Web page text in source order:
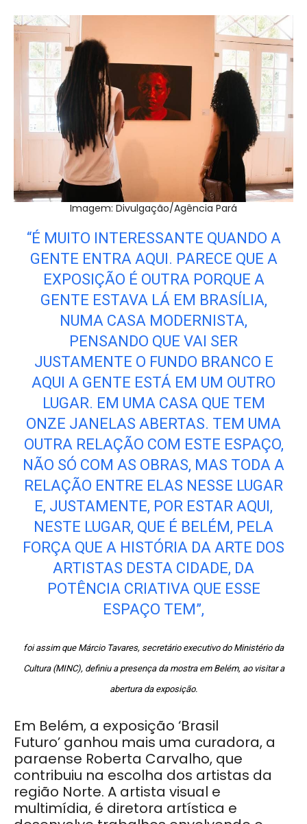
Imagem: Divulgação/Agência Pará
“É MUITO INTERESSANTE QUANDO A
GENTE ENTRA AQUI. PARECE QUE A
EXPOSIÇÃO É OUTRA PORQUE A
GENTE ESTAVA LÁ EM BRASÍLIA,
NUMA CASA MODERNISTA,
PENSANDO QUE VAI SER
JUSTAMENTE O FUNDO BRANCO E
AQUI A GENTE ESTÁ EM UM OUTRO
LUGAR. EM UMA CASA QUE TEM
ONZE JANELAS ABERTAS. TEM UMA
OUTRA RELAÇÃO COM ESTE ESPAÇO,
NÃO SÓ COM AS OBRAS, MAS TODA A
RELAÇÃO ENTRE ELAS NESSE LUGAR
E, JUSTAMENTE, POR ESTAR AQUI,
NESTE LUGAR, QUE É BELÉM, PELA
FORÇA QUE A HISTÓRIA DA ARTE DOS
ARTISTAS DESTA CIDADE, DA
POTÊNCIA CRIATIVA QUE ESSE
ESPAÇO TEM”,
foi assim que Márcio Tavares, secretário executivo do Ministério da
Cultura (MINC), definiu a presença da mostra em Belém, ao visitar a
abertura da exposição.
Em Belém, a exposição ‘Brasil
Futuro’ ganhou mais uma curadora, a
paraense Roberta Carvalho, que
contribuiu na escolha dos artistas da
região Norte. A artista visual e
multimídia, é diretora artística e